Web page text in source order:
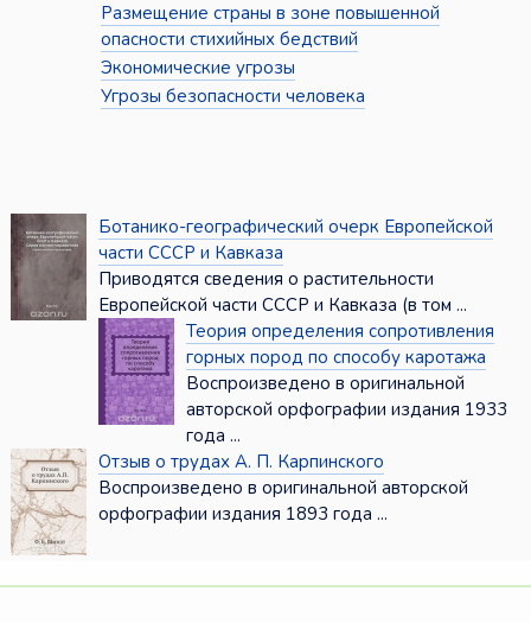
Размещение страны в зоне повышенной
опасности стихийных бедствий
Экономические угрозы
Угрозы безопасности человека
Ботанико-географический очерк Европейской
части СССР и Кавказа
Приводятся сведения о растительности
Европейской части СССР и Кавказа (в том ...
Теория определения сопротивления
горных пород по способу каротажа
Воспроизведено в оригинальной
авторской орфографии издания 1933
года ...
Отзыв о трудах А. П. Карпинского
Воспроизведено в оригинальной авторской
орфографии издания 1893 года ...